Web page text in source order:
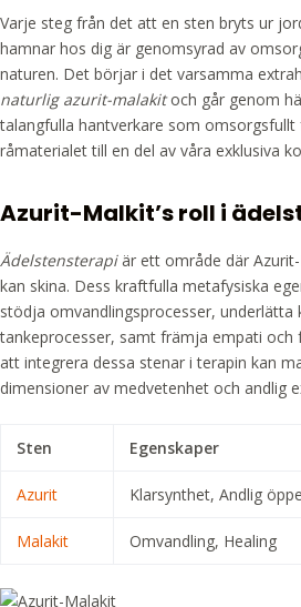
Varje steg från det att en sten bryts ur
hamnar hos dig är genomsyrad av
naturen. Det börjar i det varsamma
naturlig azurit-malakitoch går genom
talangfulla hantverkare som omsorgsfullt
råmaterialet till en del av våra exklusiva
Azurit-Malkit’s roll i
Ädelstensterapiär ett område där
kan skina. Dess kraftfulla metafysiska
stödja omvandlingsprocesser, underlätta
tankeprocesser, samt främja empati och
att integrera dessa stenar i terapin kan
dimensioner av medvetenhet och andlig
Sten Egenskaper
Azurit Klarsynthet, Andlig
Malakit Omvandling, Healing